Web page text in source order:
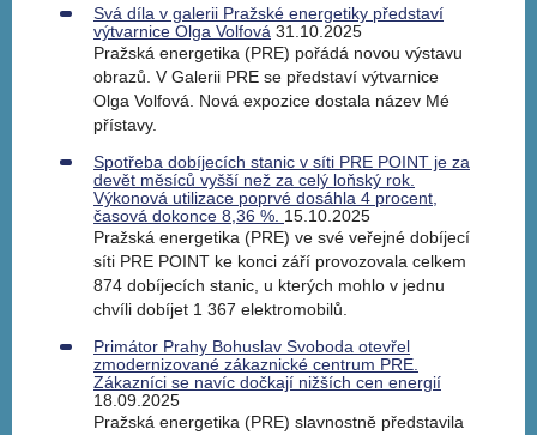
Svá díla v galerii Pražské energetiky představí
výtvarnice Olga Volfová 31.10.2025
Pražská energetika (PRE) pořádá novou výstavu
obrazů. V Galerii PRE se představí výtvarnice
Olga Volfová. Nová expozice dostala název Mé
přístavy.
Spotřeba dobíjecích stanic v síti PRE POINT je za
devět měsíců vyšší než za celý loňský rok.
Výkonová utilizace poprvé dosáhla 4 procent,
časová dokonce 8,36 %. 15.10.2025
Pražská energetika (PRE) ve své veřejné dobíjecí
síti PRE POINT ke konci září provozovala celkem
874 dobíjecích stanic, u kterých mohlo v jednu
chvíli dobíjet 1 367 elektromobilů.
Primátor Prahy Bohuslav Svoboda otevřel
zmodernizované zákaznické centrum PRE.
Zákazníci se navíc dočkají nižších cen energií
18.09.2025
Pražská energetika (PRE) slavnostně představila